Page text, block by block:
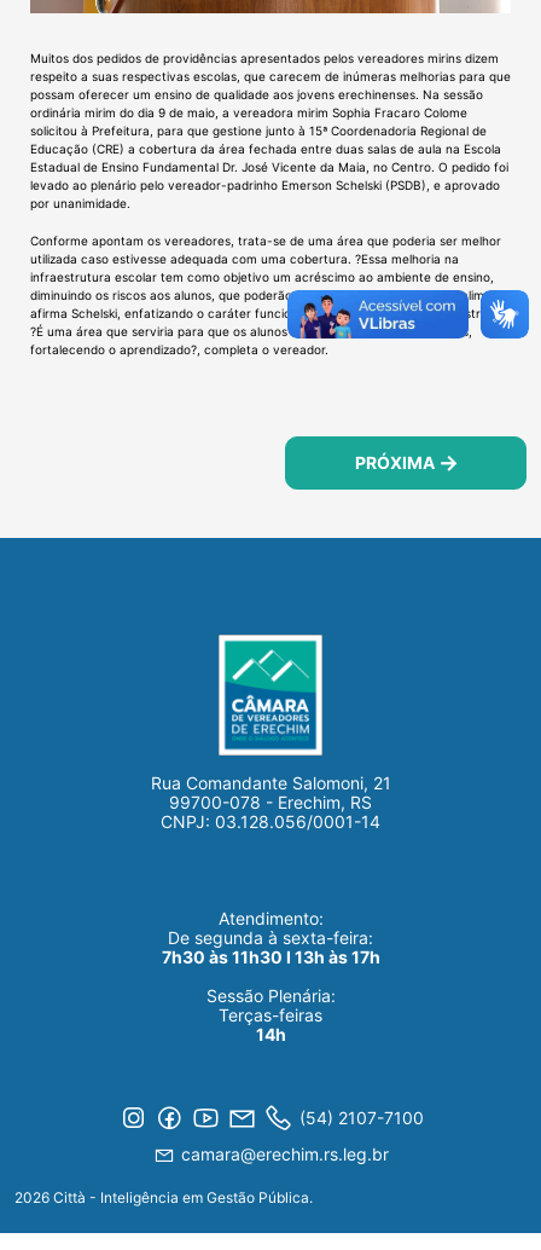
Muitos dos pedidos de providências apresentados pelos vereadores mirins dizem
respeito a suas respectivas escolas, que carecem de inúmeras melhorias para que
possam oferecer um ensino de qualidade aos jovens erechinenses. Na sessão
ordinária mirim do dia 9 de maio, a vereadora mirim Sophia Fracaro Colome
solicitou à Prefeitura, para que gestione junto à 15ª Coordenadoria Regional de
Educação (CRE) a cobertura da área fechada entre duas salas de aula na Escola
Estadual de Ensino Fundamental Dr. José Vicente da Maia, no Centro. O pedido foi
levado ao plenário pelo vereador-padrinho Emerson Schelski (PSDB), e aprovado
por unanimidade.
Conforme apontam os vereadores, trata-se de uma área que poderia ser melhor
utilizada caso estivesse adequada com uma cobertura. ?Essa melhoria na
infraestrutura escolar tem como objetivo um acréscimo ao ambiente de ensino,
diminuindo os riscos aos alunos, que poderão utilizar o local com qualquer clima?,
afirma Schelski, enfatizando o caráter funcional do novo espaço, caso construído.
?É uma área que serviria para que os alunos realizassem trabalhos diversos,
fortalecendo o aprendizado?, completa o vereador.
PRÓXIMA
Rua Comandante Salomoni, 21
99700-078 - Erechim, RS
CNPJ: 03.128.056/0001-14
Atendimento:
De segunda à sexta-feira:
7h30 às 11h30 I 13h às 17h
Sessão Plenária:
Terças-feiras
14h
(54) 2107-7100
camara@erechim.rs.leg.br
2026 Città - Inteligência em Gestão Pública.